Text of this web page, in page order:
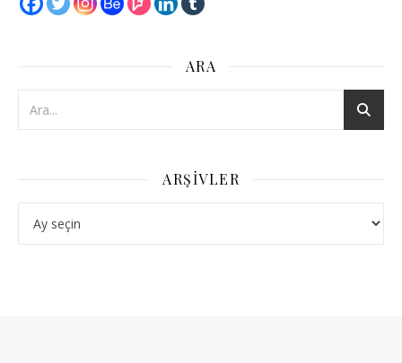
ARA
ARŞIVLER